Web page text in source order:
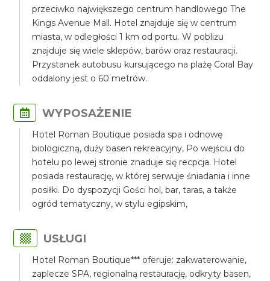
przeciwko największego centrum handlowego The
Kings Avenue Mall. Hotel znajduje się w centrum
miasta, w odległości 1 km od portu. W pobliżu
znajduje się wiele sklepów, barów oraz restauracji.
Przystanek autobusu kursującego na plażę Coral Bay
oddalony jest o 60 metrów.
WYPOSAŻENIE
Hotel Roman Boutique posiada spa i odnowę
biologiczną, duży basen rekreacyjny, Po wejściu do
hotelu po lewej stronie znaduje się recpcja. Hotel
posiada restaurację, w której serwuje śniadania i inne
posiłki. Do dyspozycji Gości hol, bar, taras, a także
ogród tematyczny, w stylu egipskim,
USŁUGI
Hotel Roman Boutique*** oferuje: zakwaterowanie,
zaplecze SPA, regionalną restaurację, odkryty basen,